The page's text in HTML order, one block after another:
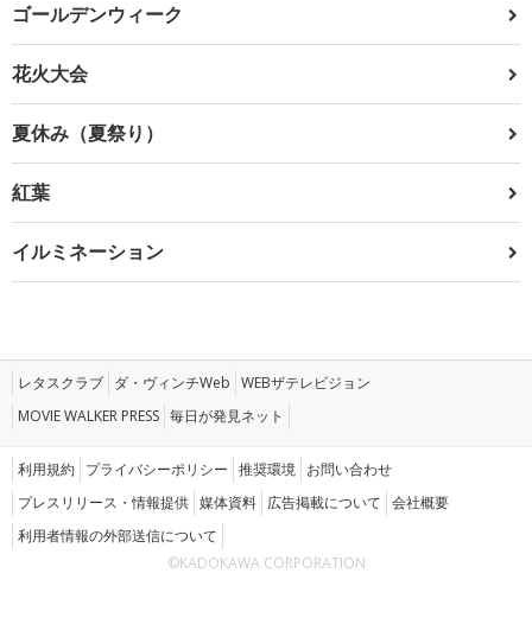
ゴールデンウィーク
花火大会
夏休み（夏祭り）
紅葉
イルミネーション
レタスクラブ ダ・ヴィンチWeb WEBザテレビジョン
MOVIE WALKER PRESS 毎日が発見ネット
利用規約 プライバシーポリシー 推奨環境 お問い合わせ
プレスリリース・情報提供 媒体資料 広告掲載について 会社概要
利用者情報の外部送信について
©KADOKAWA CORPORATION